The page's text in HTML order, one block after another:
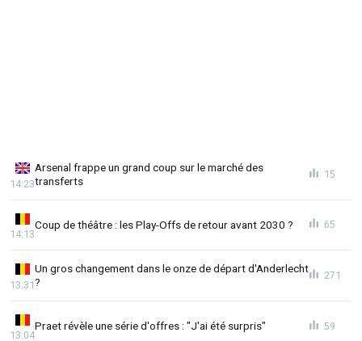
Arsenal frappe un grand coup sur le marché des
transferts
14:23
15
Coup de théâtre : les Play-Offs de retour avant 2030 ?
14:13
65
Un gros changement dans le onze de départ d'Anderlecht
?
13:31
271
Praet révèle une série d'offres : "J'ai été surpris"
13:04
59